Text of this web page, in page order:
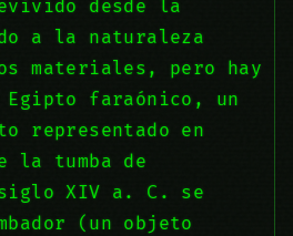
desde la
a la naturaleza
materiales, pero hay
faraónico, un
representado en
la tumba de
siglo XIV a. C. se
(un objeto